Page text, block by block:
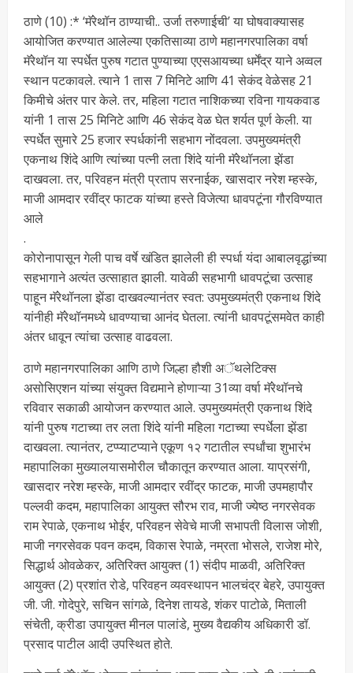
ठाणे (10) :* ‘मॅरेथॉन ठाण्याची.. उर्जा तरुणाईची’ या घोषवाक्यासह
आयोजित करण्यात आलेल्या एकतिसाव्या ठाणे महानगरपालिका वर्षा
मॅरेथॉन या स्पर्धेत पुरुष गटात पुण्याच्या एएसआयच्या धर्मेंद्र याने अव्वल
स्थान पटकावले. त्याने 1 तास 7 मिनिटे आणि 41 सेकंद वेळेसह 21
किमीचे अंतर पार केले. तर, महिला गटात नाशिकच्या रविना गायकवाड
यांनी 1 तास 25 मिनिटे आणि 46 सेकंद वेळ घेत शर्यत पूर्ण केली. या
स्पर्धेत सुमारे 25 हजार स्पर्धकांनी सहभाग नोंदवला. उपमुख्यमंत्री
एकनाथ शिंदे आणि त्यांच्या पत्नी लता शिंदे यांनी मॅरेथॉनला झेंडा
दाखवला. तर, परिवहन मंत्री प्रताप सरनाईक, खासदार नरेश म्हस्के,
माजी आमदार रवींद्र फाटक यांच्या हस्ते विजेत्या धावपटूंना गौरविण्यात
आले
.
कोरोनापासून गेली पाच वर्षे खंडित झालेली ही स्पर्धा यंदा आबालवृद्धांच्या
सहभागाने अत्यंत उत्साहात झाली. यावेळी सहभागी धावपटूंचा उत्साह
पाहून मॅरेथॉनला झेंडा दाखवल्यानंतर स्वत: उपमुख्यमंत्री एकनाथ शिंदे
यांनीही मॅरेथॉनमध्ये धावण्याचा आनंद घेतला. त्यांनी धावपटूंसमवेत काही
अंतर धावून त्यांचा उत्साह वाढवला.
ठाणे महानगरपालिका आणि ठाणे जिल्हा हौशी अॅथलेटिक्स
असोसिएशन यांच्या संयुक्त विद्यमाने होणाऱ्या 31व्या वर्षा मॅरेथॉनचे
रविवार सकाळी आयोजन करण्यात आले. उपमुख्यमंत्री एकनाथ शिंदे
यांनी पुरुष गटाच्या तर लता शिंदे यांनी महिला गटाच्या स्पर्धेला झेंडा
दाखवला. त्यानंतर, टप्प्याटप्याने एकूण १२ गटातील स्पर्धांचा शुभारंभ
महापालिका मुख्यालयासमोरील चौकातून करण्यात आला. याप्रसंगी,
खासदार नरेश म्हस्के, माजी आमदार रवींद्र फाटक, माजी उपमहापौर
पल्लवी कदम, महापालिका आयुक्त सौरभ राव, माजी ज्येष्ठ नगरसेवक
राम रेपाळे, एकनाथ भोईर, परिवहन सेवेचे माजी सभापती विलास जोशी,
माजी नगरसेवक पवन कदम, विकास रेपाळे, नम्रता भोसले, राजेश मोरे,
सिद्धार्थ ओवळेकर, अतिरिक्त आयुक्त (1) संदीप माळवी, अतिरिक्त
आयुक्त (2) प्रशांत रोडे, परिवहन व्यवस्थापन भालचंद्र बेहरे, उपायुक्त
जी. जी. गोदेपुरे, सचिन सांगळे, दिनेश तायडे, शंकर पाटोळे, मिताली
संचेती, क्रीडा उपायुक्त मीनल पालांडे, मुख्य वैद्यकीय अधिकारी डॉ.
प्रसाद पाटील आदी उपस्थित होते.